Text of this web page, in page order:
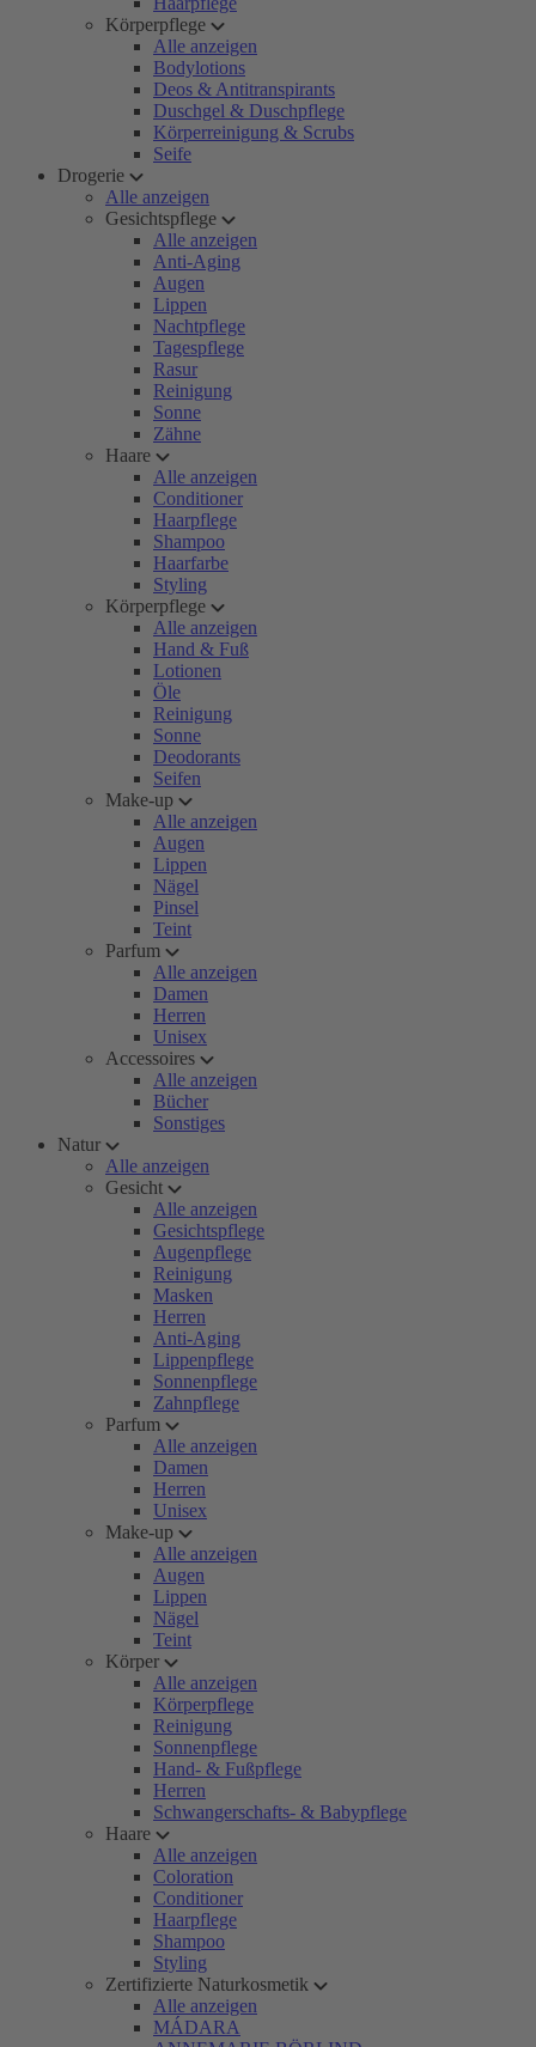
Körperpflege
Alle anzeigen
Bodylotions
Deos & Antitranspirants
Duschgel & Duschpflege
Körperreinigung & Scrubs
Seife
Drogerie
Alle anzeigen
Gesichtspflege
Alle anzeigen
Anti-Aging
Augen
Lippen
Nachtpflege
Tagespflege
Rasur
Reinigung
Sonne
Zähne
Haare
Alle anzeigen
Conditioner
Haarpflege
Shampoo
Haarfarbe
Styling
Körperpflege
Alle anzeigen
Hand & Fuß
Lotionen
Öle
Reinigung
Sonne
Deodorants
Seifen
Make-up
Alle anzeigen
Augen
Lippen
Nägel
Pinsel
Teint
Parfum
Alle anzeigen
Damen
Herren
Unisex
Accessoires
Alle anzeigen
Bücher
Sonstiges
Natur
Alle anzeigen
Gesicht
Alle anzeigen
Gesichtspflege
Augenpflege
Reinigung
Masken
Herren
Anti-Aging
Lippenpflege
Sonnenpflege
Zahnpflege
Parfum
Alle anzeigen
Damen
Herren
Unisex
Make-up
Alle anzeigen
Augen
Lippen
Nägel
Teint
Körper
Alle anzeigen
Körperpflege
Reinigung
Sonnenpflege
Hand- & Fußpflege
Herren
Schwangerschafts- & Babypflege
Haare
Alle anzeigen
Coloration
Conditioner
Haarpflege
Shampoo
Styling
Zertifizierte Naturkosmetik
Alle anzeigen
MÁDARA